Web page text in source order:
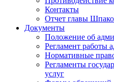
Контакты
Отчет главы
Документы
Положение об
Регламент работы
Нормативные
Регламенты
услуг